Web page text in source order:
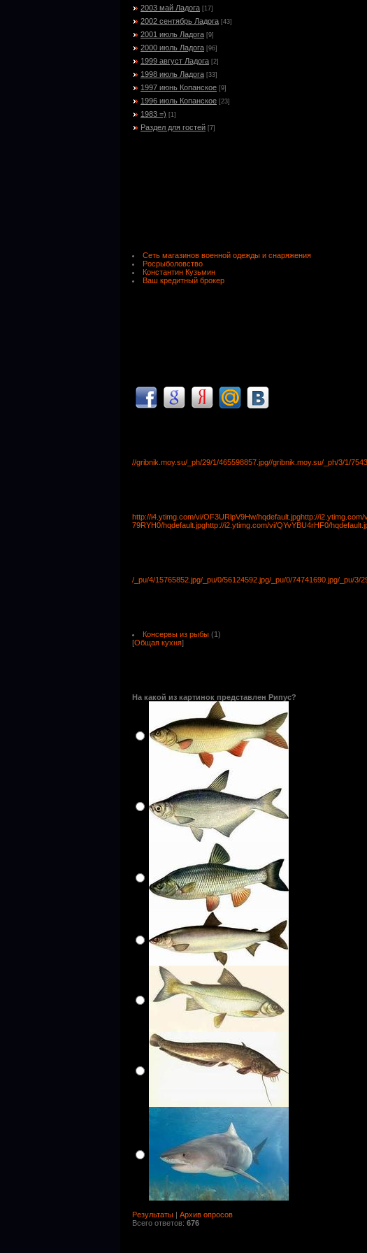
2003 май Ладога [17]
2002 сентябрь Ладога [43]
2001 июль Ладога [9]
2000 июль Ладога [96]
1999 август Ладога [2]
1998 июль Ладога [33]
1997 июнь Копанское [9]
1996 июль Копанское [23]
1983 =) [1]
Раздел для гостей [7]
Сеть магазинов военной одежды и снаряжения
Росрыболовство
Константин Кузьмин
Ваш кредитный брокер
//gribnik.moy.su/_ph/29/1/465598857.jpg//gribnik.moy.su/_ph/3/1/
http://i4.ytimg.com/vi/OF3URlpV9Hw/hqdefault.jpghttp://i2.ytimg.com/
79RYH0/hqdefault.jpghttp://i2.ytimg.com/vi/QYvYBU4rHF0/
/_pu/4/15765852.jpg/_pu/0/56124592.jpg/_pu/0/74741690.jpg/_pu/3/
Консервы из рыбы (1)
[Общая кухня]
На какой из картинок представлен Рипус?
Результаты | Архив опросов
Всего ответов: 676